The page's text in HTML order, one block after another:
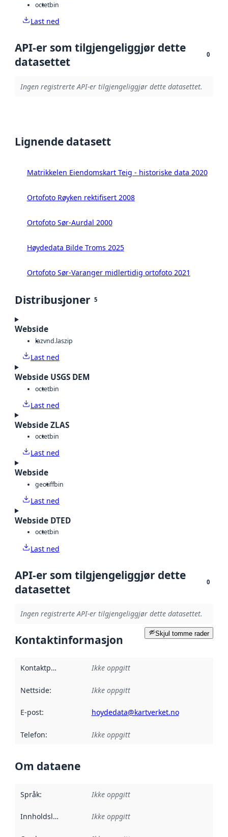
octetbin
Last ned
API-er som tilgjengeliggjør dette
datasettet
0
Ingen registrerte API-er tilgjengeliggjør dette datasettet.
Lignende datasett
Matrikkelen Eiendomskart Teig - historiske data 2020
Ortofoto Røyken rektifisert 2008
Ortofoto Sør-Aurdal 2000
Høydedata Bilde Troms 2025
Ortofoto Sør-Varanger midlertidig ortofoto 2021
Distribusjoner 5
Webside
lazvnd.laszip
Last ned
Webside USGS DEM
octetbin
Last ned
Webside ZLAS
octetbin
Last ned
Webside
geotiffbin
Last ned
Webside DTED
octetbin
Last ned
API-er som tilgjengeliggjør dette
datasettet
0
Ingen registrerte API-er tilgjengeliggjør dette datasettet.
Skjul tomme rader
Kontaktinformasjon
Kontaktpunkt Ikke oppgitt
Nettside: Ikke oppgitt
E-post: hoydedata@kartverket.no
Telefon: Ikke oppgitt
Om dataene
Språk: Ikke oppgitt
Innholdsleverandører :
Ikke oppgitt